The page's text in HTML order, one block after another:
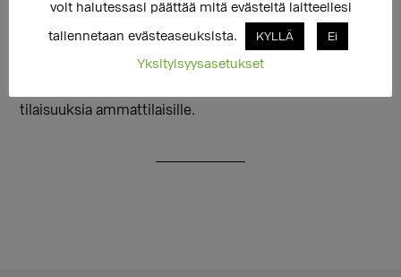
Sukupuolen moninaisuuden osaamiskeskus (SMOK) ja
tilaisuuksia ammattilaisille.
voit halutessasi päättää mitä evästeitä laitteellesi
tallennetaan evästeaseuksista. KYLLÄ Ei
Yksityisyysasetukset